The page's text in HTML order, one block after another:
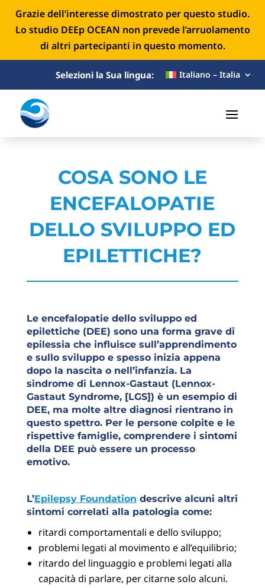
Grazie dell’interesse dimostrato per questo studio.
Lo studio DEEp OCEAN non prevede l’arruolamento
di altri partecipanti in questo momento.
Selezioni la Sua lingua: Italiano – Italia
COSA SONO LE
ENCEFALOPATIE
DELLO SVILUPPO ED
EPILETTICHE?
Le encefalopatie dello sviluppo ed
epilettiche (DEE) sono una forma grave di
epilessia che influisce sull’apprendimento
e sullo sviluppo e spesso inizia appena
dopo la nascita o nell’infanzia. La
sindrome di Lennox-Gastaut (Lennox-
Gastaut Syndrome, [LGS]) è un esempio di
DEE, ma molte altre diagnosi rientrano in
questo spettro. Per le persone colpite e le
rispettive famiglie, comprendere i sintomi
della DEE può essere un processo
emotivo.
L’Epilepsy Foundation descrive alcuni altri
sintomi correlati alla patologia come:
ritardi comportamentali e dello sviluppo;
problemi legati al movimento e all’equilibrio;
ritardo del linguaggio e problemi legati alla
capacità di parlare, per citarne solo alcuni.